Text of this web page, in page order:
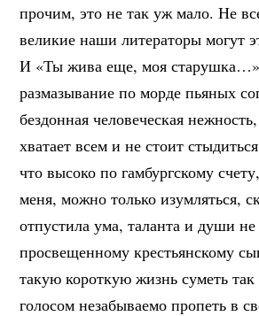
прочим, это не так уж мало. Не
великие наши литераторы могут
И «Ты жива еще, моя
размазывание по морде пьяных
бездонная человеческая
хватает всем и не стоит
что высоко по гамбургскому
меня, можно только изумляться,
отпустила ума, таланта и души
просвещенному крестьянскому
такую короткую жизнь суметь
голосом незабываемо пропеть в